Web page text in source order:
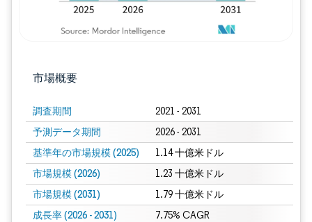
市場概要
調査期間 2021 - 2031
予測データ期間 2026 - 2031
基準年の市場規模 (2025) 1.14 十億米ドル
市場規模 (2026) 1.23 十億米ドル
市場規模 (2031) 1.79 十億米ドル
成長率 (2026 - 2031) 7.75% CAGR